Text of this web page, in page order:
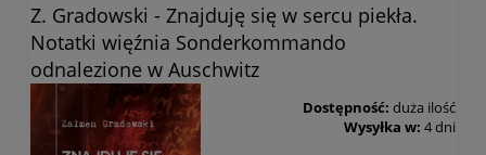
Z. Gradowski - Znajduję się w sercu piekła.
Notatki więźnia Sonderkommando
odnalezione w Auschwitz
Dostępność: duża ilość
Wysyłka w: 4 dni